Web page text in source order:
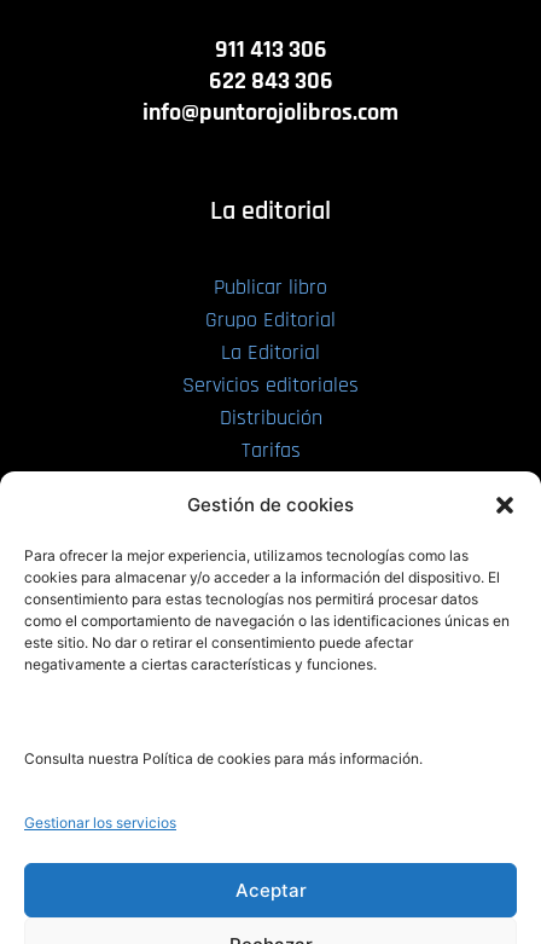
Gestión de cookies
Para ofrecer la mejor experiencia, utilizamos tecnologías como las
cookies para almacenar y/o acceder a la información del dispositivo. El
consentimiento para estas tecnologías nos permitirá procesar datos
como el comportamiento de navegación o las identificaciones únicas en
este sitio. No dar o retirar el consentimiento puede afectar
negativamente a ciertas características y funciones.
Consulta nuestra Política de cookies para más información.
Gestionar los servicios
Aceptar
911 413 306
622 843 306
info@puntorojolibros.com
La editorial
Publicar libro
Grupo Editorial
La Editorial
Servicios editoriales
Distribución
Tarifas
PRL | Films
PRL | Play
PRL | LAB
Noticias
Legal